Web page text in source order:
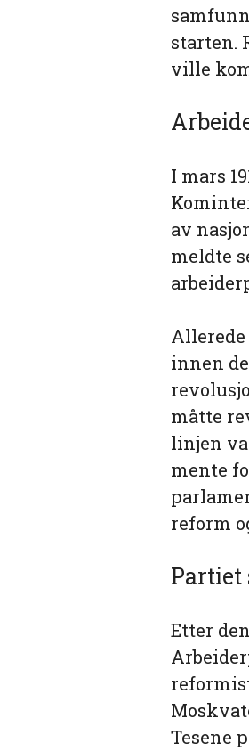
starten.
ville
I mars
av
meldte
Allerede
innen
måtte
linjen
mente
reform
Partiet
Etter
Tesene